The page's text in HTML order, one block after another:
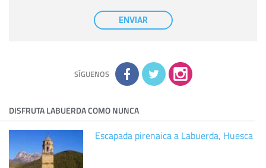
con carácter general, sólo el personal de
nuestra entidad que esté debidamente autorizado podrá
tener conocimiento de la información que le pedimos. No se
comunicarán datos a terceros.
adicional y detallada sobre cómo tratamos sus datos en la
política de privacidad
ENVIAR
SÍGUENOS
DISFRUTA LABUERDA COMO NUNCA
Escapada pirenaica a Labuerda, Huesca